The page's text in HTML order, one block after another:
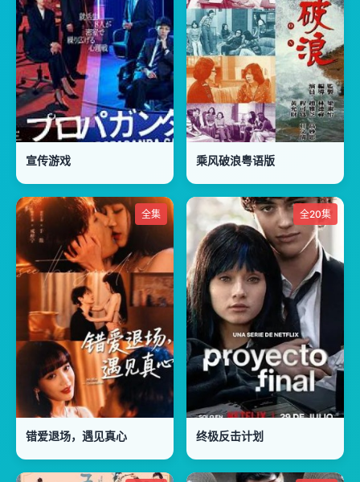
宣传游戏 乘风破浪粤语版
全集
错爱退场，遇见真心
全20集
终极反击计划